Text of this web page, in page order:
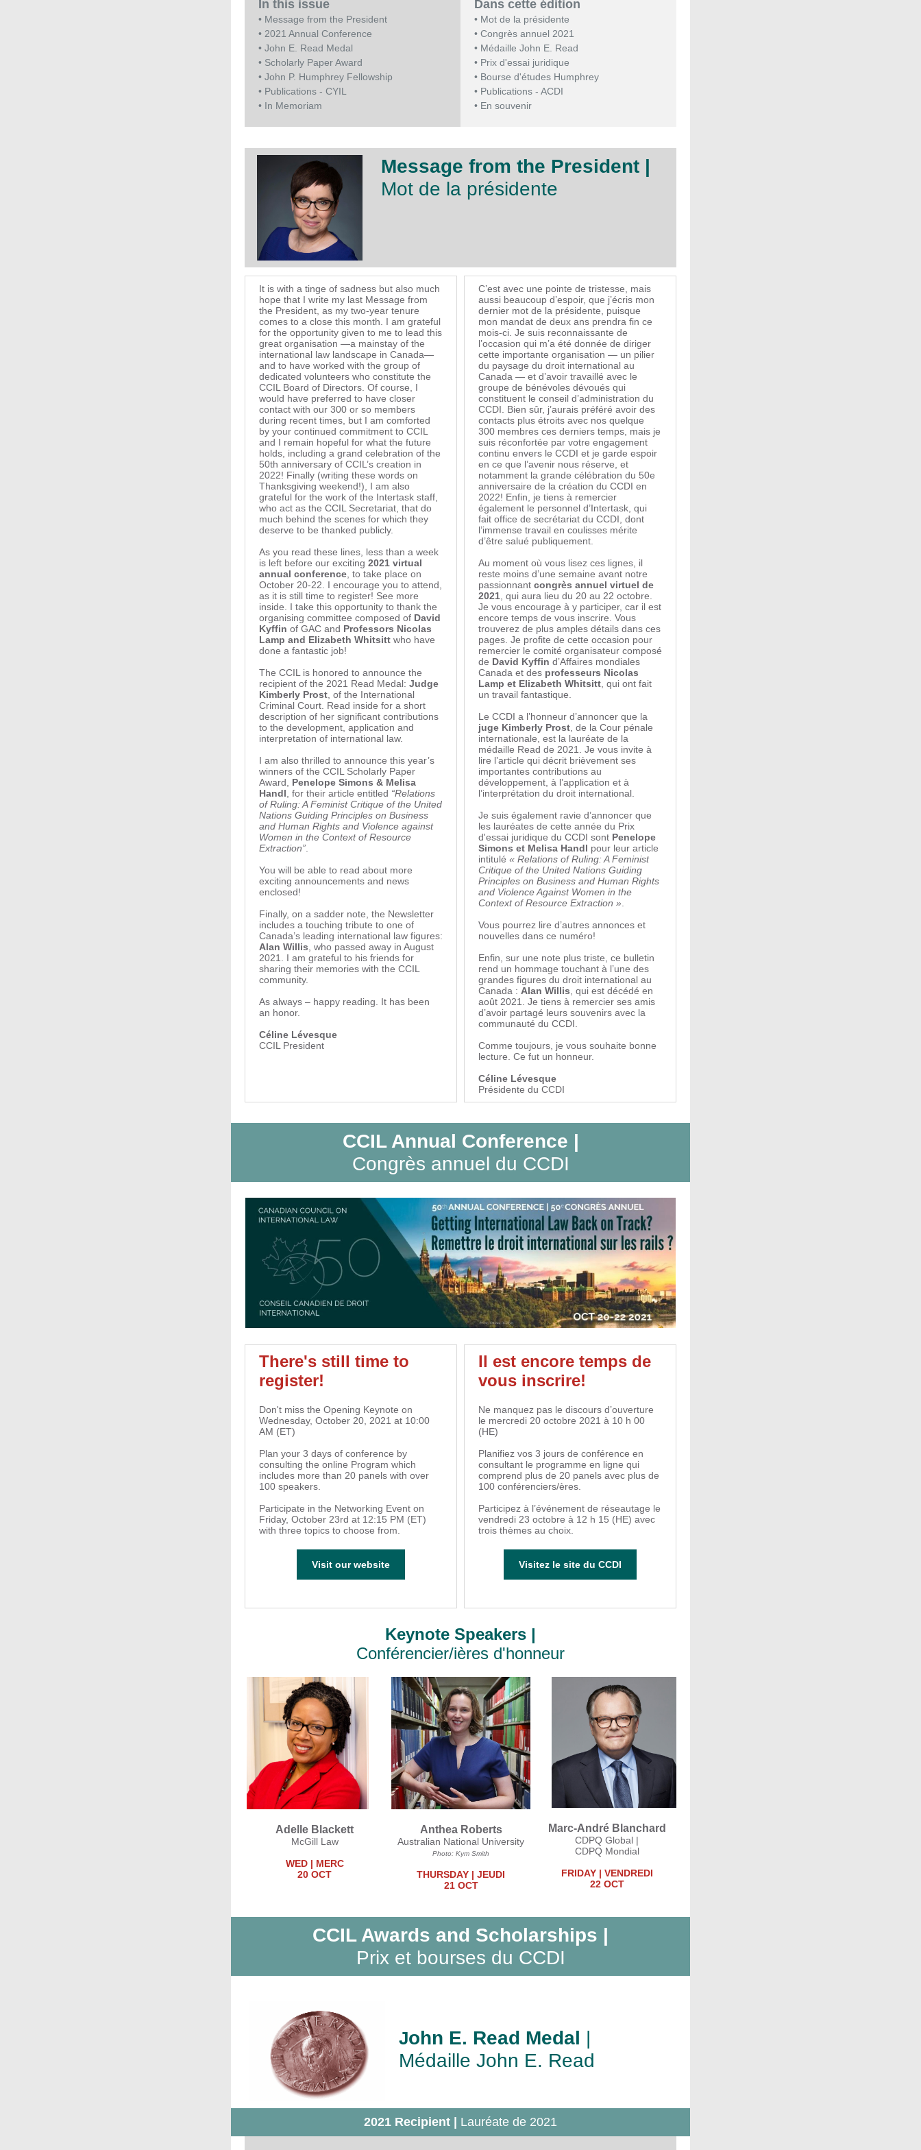
In this issue
• Message from the President
• 2021 Annual Conference
• John E. Read Medal
• Scholarly Paper Award
• John P. Humphrey Fellowship
• Publications - CYIL
• In Memoriam
Dans cette édition
• Mot de la présidente
• Congrès annuel 2021
• Médaille John E. Read
• Prix d'essai juridique
• Bourse d'études Humphrey
• Publications - ACDI
• En souvenir
Message from the President |
Mot de la présidente
It is with a tinge of sadness but also much
hope that I write my last Message from
the President, as my two-year tenure
comes to a close this month. I am grateful
for the opportunity given to me to lead this
great organisation —a mainstay of the
international law landscape in Canada—
and to have worked with the group of
dedicated volunteers who constitute the
CCIL Board of Directors. Of course, I
would have preferred to have closer
contact with our 300 or so members
during recent times, but I am comforted
by your continued commitment to CCIL
and I remain hopeful for what the future
holds, including a grand celebration of the
50th anniversary of CCIL’s creation in
2022! Finally (writing these words on
Thanksgiving weekend!), I am also
grateful for the work of the Intertask staff,
who act as the CCIL Secretariat, that do
much behind the scenes for which they
deserve to be thanked publicly.
As you read these lines, less than a week
is left before our exciting 2021 virtual
annual conference , to take place on
October 20-22. I encourage you to attend,
as it is still time to register! See more
inside. I take this opportunity to thank the
organising committee composed of David
Kyffin of GAC and Professors Nicolas
Lamp and Elizabeth Whitsitt who have
done a fantastic job!
The CCIL is honored to announce the
recipient of the 2021 Read Medal: Judge
Kimberly Prost , of the International
Criminal Court. Read inside for a short
description of her significant contributions
to the development, application and
interpretation of international law.
I am also thrilled to announce this year’s
winners of the CCIL Scholarly Paper
Award, Penelope Simons & Melisa
Handl , for their article entitled “Relations
of Ruling: A Feminist Critique of the United
Nations Guiding Principles on Business
and Human Rights and Violence against
Women in the Context of Resource
Extraction”
You will be able to read about more
exciting announcements and news
enclosed!
Finally, on a sadder note, the Newsletter
includes a touching tribute to one of
Canada’s leading international law figures:
Alan Willis , who passed away in August
2021. I am grateful to his friends for
sharing their memories with the CCIL
community.
As always – happy reading. It has been
an honor.
Céline Lévesque
CCIL President
C’est avec une pointe de tristesse, mais
aussi beaucoup d’espoir, que j’écris mon
dernier mot de la présidente, puisque
mon mandat de deux ans prendra fin ce
mois-ci. Je suis reconnaissante de
l’occasion qui m’a été donnée de diriger
cette importante organisation — un pilier
du paysage du droit international au
Canada — et d’avoir travaillé avec le
groupe de bénévoles dévoués qui
constituent le conseil d’administration du
CCDI. Bien sûr, j’aurais préféré avoir des
contacts plus étroits avec nos quelque
300 membres ces derniers temps, mais je
suis réconfortée par votre engagement
continu envers le CCDI et je garde espoir
en ce que l’avenir nous réserve, et
notamment la grande célébration du 50e
anniversaire de la création du CCDI en
2022! Enfin, je tiens à remercier
également le personnel d’Intertask, qui
fait office de secrétariat du CCDI, dont
l’immense travail en coulisses mérite
d’être salué publiquement.
Au moment où vous lisez ces lignes, il
reste moins d’une semaine avant notre
passionnant congrès annuel virtuel de
2021 , qui aura lieu du 20 au 22 octobre.
Je vous encourage à y participer, car il est
encore temps de vous inscrire. Vous
trouverez de plus amples détails dans ces
pages. Je profite de cette occasion pour
remercier le comité organisateur composé
de David Kyffin d’Affaires mondiales
Canada et des professeurs Nicolas
Lamp et Elizabeth Whitsitt , qui ont fait
un travail fantastique.
Le CCDI a l’honneur d’annoncer que la
juge Kimberly Prost , de la Cour pénale
internationale, est la lauréate de la
médaille Read de 2021. Je vous invite à
lire l’article qui décrit brièvement ses
importantes contributions au
développement, à l’application et à
l’interprétation du droit international.
Je suis également ravie d’annoncer que
les lauréates de cette année du Prix
d'essai juridique du CCDI sont Penelope
Simons et Melisa Handl pour leur article
intitulé « Relations of Ruling: A Feminist
Critique of the United Nations Guiding
Principles on Business and Human Rights
and Violence Against Women in the
Context of Resource Extraction »
Vous pourrez lire d’autres annonces et
nouvelles dans ce numéro!
Enfin, sur une note plus triste, ce bulletin
rend un hommage touchant à l’une des
grandes figures du droit international au
Canada : Alan Willis , qui est décédé en
août 2021. Je tiens à remercier ses amis
d’avoir partagé leurs souvenirs avec la
communauté du CCDI.
Comme toujours, je vous souhaite bonne
lecture. Ce fut un honneur.
Céline Lévesque
Présidente du CCDI
CCIL Annual Conference |
Congrès annuel du CCDI
There's still time to
register!
Don't miss the Opening Keynote on
Wednesday, October 20, 2021 at 10:00
AM (ET)
Plan your 3 days of conference by
consulting the online Program which
includes more than 20 panels with over
100 speakers.
Participate in the Networking Event on
Friday, October 23rd at 12:15 PM (ET)
with three topics to choose from.
Visit our website
Il est encore temps de
vous inscrire!
Ne manquez pas le discours d’ouverture
le mercredi 20 octobre 2021 à 10 h 00
(HE)
Planifiez vos 3 jours de conférence en
consultant le programme en ligne qui
comprend plus de 20 panels avec plus de
100 conférenciers/ères.
Participez à l’événement de réseautage le
vendredi 23 octobre à 12 h 15 (HE) avec
trois thèmes au choix.
Visitez le site du CCDI
Keynote Speakers |
Conférencier/ières d'honneur
Adelle Blackett
McGill Law
WED | MERC
20 OCT
Anthea Roberts
Australian National University
Photo: Kym Smith
THURSDAY | JEUDI
21 OCT
Marc-André Blanchard
CDPQ Global |
CDPQ Mondial
FRIDAY | VENDREDI
22 OCT
CCIL Awards and Scholarships |
Prix et bourses du CCDI
John E. Read Medal |
Médaille John E. Read
2021 Recipient | Lauréate de 2021